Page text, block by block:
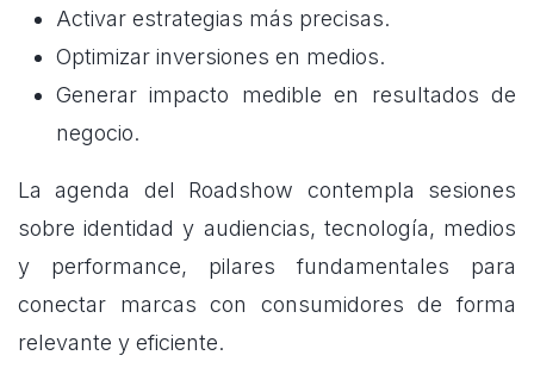
Activar estrategias más precisas.
Optimizar inversiones en medios.
Generar impacto medible en resultados de
negocio.
La agenda del Roadshow contempla sesiones
sobre identidad y audiencias, tecnología, medios
y performance, pilares fundamentales para
conectar marcas con consumidores de forma
relevante y eficiente.